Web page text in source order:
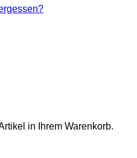
in Ihrem Warenkorb.